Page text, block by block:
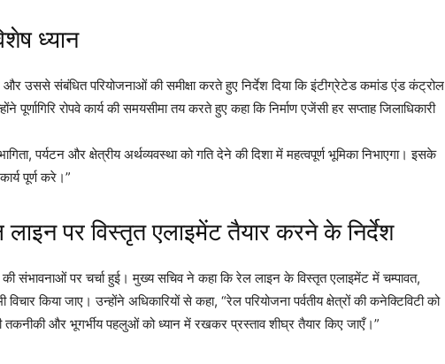
ध्यान
और उससे संबंधित परियोजनाओं की समीक्षा करते हुए निर्देश दिया कि इंटीग्रेटेड कमांड एंड कंट्रोल
रोपवे कार्य की समयसीमा तय करते हुए कहा कि निर्माण एजेंसी हर सप्ताह जिलाधिकारी
पर्यटन और क्षेत्रीय अर्थव्यवस्था को गति देने की दिशा में महत्वपूर्ण भूमिका निभाएगा। इसके
पूर्ण करे।”
पर विस्तृत एलाइमेंट तैयार करने के निर्देश
संभावनाओं पर चर्चा हुई। मुख्य सचिव ने कहा कि रेल लाइन के विस्तृत एलाइमेंट में चम्पावत,
किया जाए। उन्होंने अधिकारियों से कहा, “रेल परियोजना पर्वतीय क्षेत्रों की कनेक्टिविटी को
और भूगर्भीय पहलुओं को ध्यान में रखकर प्रस्ताव शीघ्र तैयार किए जाएँ।”